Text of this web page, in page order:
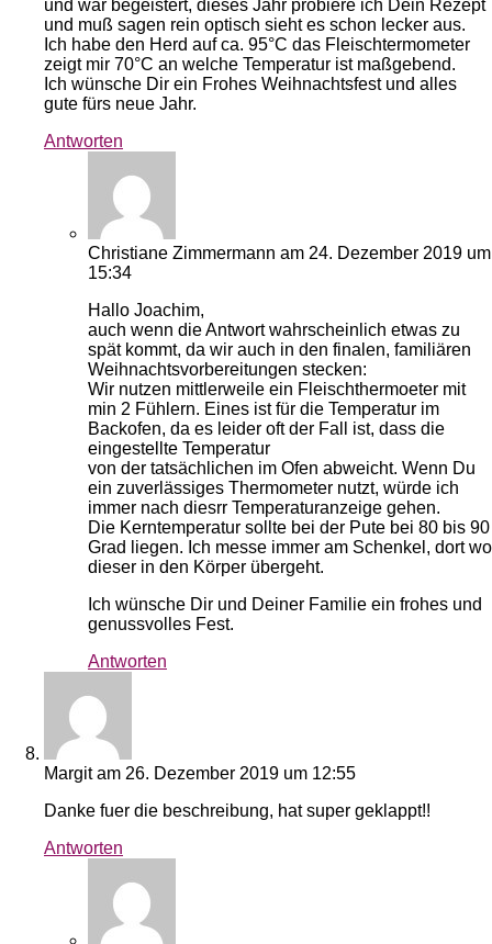
und war begeistert, dieses Jahr probiere ich Dein Rezept
und muß sagen rein optisch sieht es schon lecker aus.
Ich habe den Herd auf ca. 95°C das Fleischtermometer
zeigt mir 70°C an welche Temperatur ist maßgebend.
Ich wünsche Dir ein Frohes Weihnachtsfest und alles
gute fürs neue Jahr.
Antworten
Christiane Zimmermann am 24. Dezember 2019 um
15:34
Hallo Joachim,
auch wenn die Antwort wahrscheinlich etwas zu
spät kommt, da wir auch in den finalen, familiären
Weihnachtsvorbereitungen stecken:
Wir nutzen mittlerweile ein Fleischthermoeter mit
min 2 Fühlern. Eines ist für die Temperatur im
Backofen, da es leider oft der Fall ist, dass die
eingestellte Temperatur
von der tatsächlichen im Ofen abweicht. Wenn Du
ein zuverlässiges Thermometer nutzt, würde ich
immer nach diesrr Temperaturanzeige gehen.
Die Kerntemperatur sollte bei der Pute bei 80 bis 90
Grad liegen. Ich messe immer am Schenkel, dort wo
dieser in den Körper übergeht.
Ich wünsche Dir und Deiner Familie ein frohes und
genussvolles Fest.
Antworten
Margit am 26. Dezember 2019 um 12:55
Danke fuer die beschreibung, hat super geklappt!!
Antworten